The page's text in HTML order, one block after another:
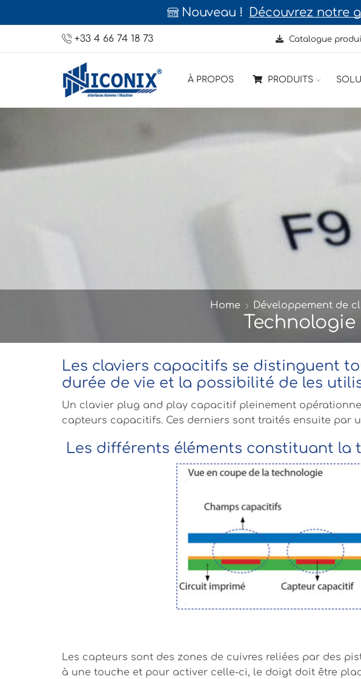
Nouveau ! Découvrez notre
+33 4 66 74 18 73 Catalogue
À PROPOS PRODUITS
Home Développement de
Les claviers capacitifs se distinguent
durée de vie et la possibilité de les
Un clavier plug and play capacitif pleinement
capteurs capacitifs. Ces derniers sont traités ensuite par
Les différents éléments constituant la
Les capteurs sont des zones de cuivres reliées par des
à une touche et pour activer celle-ci, le doigt doit être